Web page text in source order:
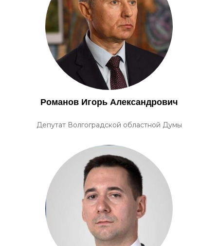
Романов Игорь Александрович
Депутат Волгоградской областной Думы